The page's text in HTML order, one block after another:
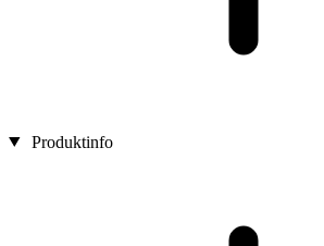
Produktinfo